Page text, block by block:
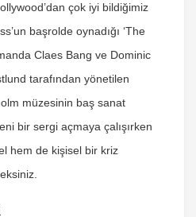
çok iyi bildiğimiz
başrolde oynadığı ‘The
Claes Bang ve Dominic
tarafından yönetilen
müzesinin baş sanat
bir sergi açmaya çalışırken
hem de kişisel bir kriz